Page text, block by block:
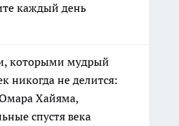
каждый день
которыми мудрый
никогда не делится:
Хайяма,
спустя века